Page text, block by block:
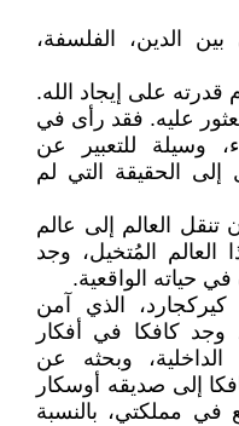
الدين، الفلسفة،
على إيجاد الله.
عليه. فقد رأى في
وسيلة للتعبير عن
إلى الحقيقة التي لم
تنقل العالم إلى عالم
العالم المُتخيل، وجد
حياته الواقعية.
الذي آمن
وجد كافكا في أفكار
وبحثه عن
إلى صديقه أوسكار
في مملكتي، بالنسبة